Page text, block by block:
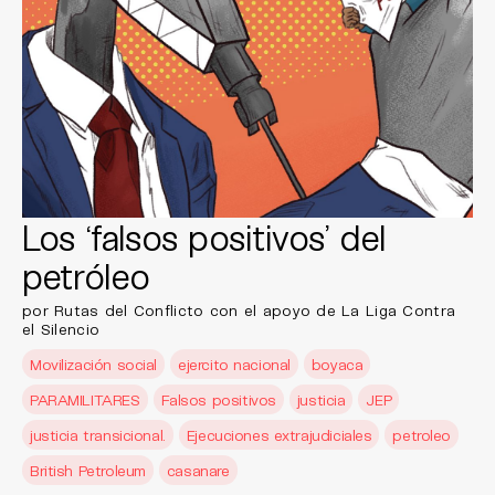
Los ‘falsos positivos’ del
petróleo
por Rutas del Conflicto con el apoyo de La Liga Contra
el Silencio
Movilización social
ejercito nacional
boyaca
PARAMILITARES
Falsos positivos justicia
JEP
justicia transicional.
Ejecuciones extrajudiciales
petroleo
British Petroleum
casanare